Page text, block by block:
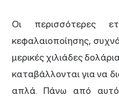
Οι περισσότερες
κεφαλαιοποίησης,
μερικές χιλιάδες
καταβάλλονται για να
απλά. Πάνω από